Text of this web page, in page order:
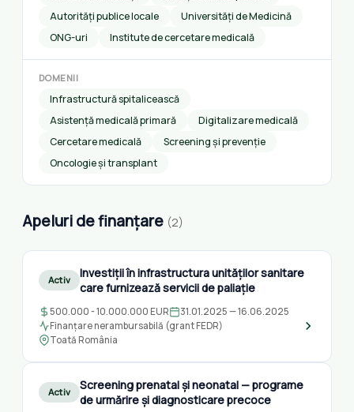
Autorități publice locale
Universități de Medicină
ONG-uri
Institute de cercetare medicală
DOMENII
Infrastructură spitalicească
Asistență medicală primară
Digitalizare medicală
Cercetare medicală
Screening și prevenție
Oncologie și transplant
Apeluri de finanțare (2)
Activ
Investiții în infrastructura unităților sanitare
care furnizează servicii de paliație
500.000 - 10.000.000 EUR
31.01.2025 — 16.06.2025
Finanțare nerambursabilă (grant FEDR)
Toată România
Activ
Screening prenatal și neonatal — programe
de urmărire și diagnosticare precoce